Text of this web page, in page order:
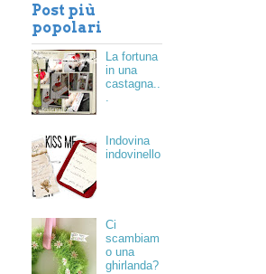
Post più
popolari
La fortuna
in una
castagna..
.
Indovina
indovinello
Ci
scambiam
o una
ghirlanda?